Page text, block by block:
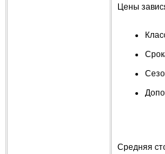
Цены
Средняя